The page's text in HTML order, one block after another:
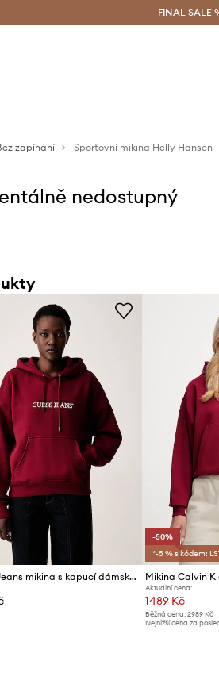
Doručení a vrácení zdarma (od 1800 Kč)
FINAL SALE
zapínání Sportovní mikina Helly Hansen
nedostupný
Guess Jeans mikina s kapucí dámská s bavlnou
-50%
*-5 % s kódem:
Mikina Calvin
Aktuální cena:
1489 Kč
Běžná cena: 2989 Kč
Nejnižší cena za